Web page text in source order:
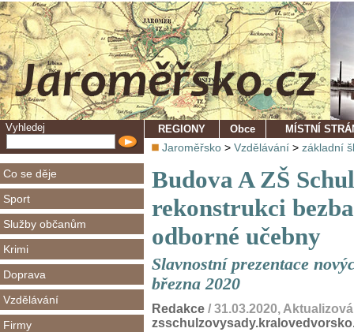
Vyhledej
Co se děje
Sport
Služby občanům
Krimi
Doprava
Vzdělávání
Firmy
REGIONY Obce MÍSTNÍ
Jaroměřsko > Vzdělávání > základní
Budova A ZŠ
rekonstrukci
odborné učebny
Slavnostní prezentace
března 2020
Redakce / 31.03.2020,